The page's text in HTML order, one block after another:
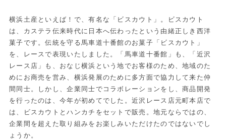
横浜土産といえば！で、有名な「ビスカウト」。ビスカウト
は、カステラ伝来時代に日本へ伝わったという由緒正しき西洋
菓子です。伝統を守る馬車道十番館のお菓子「ビスカウト」
を、レースで表現いたしました。「馬車道十番館」も、「近沢
レース店」も、おなじ横浜という地でお客様のため、地域のた
めにお商売を営み、横浜発展のために多方面で協力して来た仲
間同士。しかし、企業同士でコラボレーションをし、商品開発
を行ったのは、今年が初めてでした。近沢レース店元町本店で
は、ビスカウトとハンカチをセットで販売。地元ならではの、
企業間を超えた取り組みをお楽しみいただけたのではないでし
ょうか。